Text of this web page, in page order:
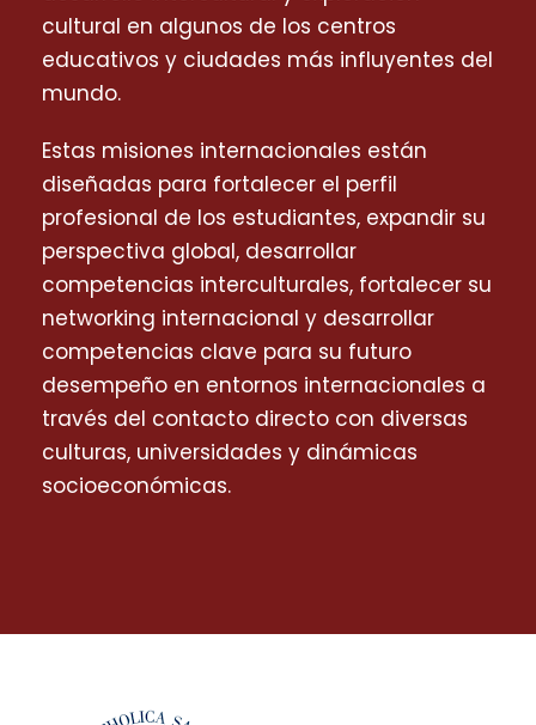
cultural en algunos de los centros
educativos y ciudades más influyentes del
mundo.
Estas misiones internacionales están
diseñadas para fortalecer el perfil
profesional de los estudiantes, expandir su
perspectiva global, desarrollar
competencias interculturales, fortalecer su
networking internacional y desarrollar
competencias clave para su futuro
desempeño en entornos internacionales a
través del contacto directo con diversas
culturas, universidades y dinámicas
socioeconómicas.